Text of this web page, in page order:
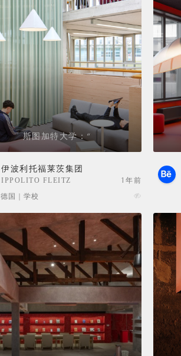
斯图加特大学：“
伊波利托福莱茨集团
IPPOLITO FLEITZ
1年前
德国 | 学校